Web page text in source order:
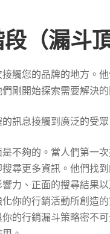
（漏斗頂
觸您的品牌的地方。
剛開始探索需要解決的
訊息接觸到廣泛的受眾
不夠的。當人們第一
尋更多資訊。他們找
力、正面的搜尋結果
你的行銷活動所創造
的行銷漏斗策略密不